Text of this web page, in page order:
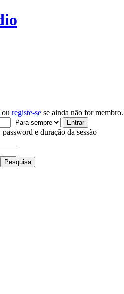
ou registe-se se ainda não for membro.
e duração da sessão